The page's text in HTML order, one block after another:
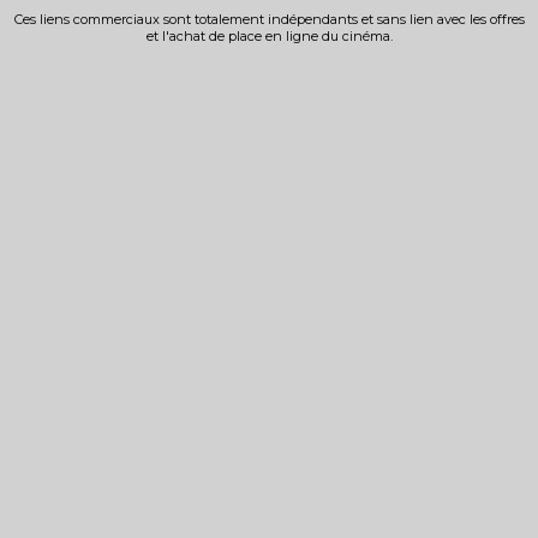
Ces liens commerciaux sont totalement indépendants et sans lien avec les offres
et l'achat de place en ligne du cinéma.